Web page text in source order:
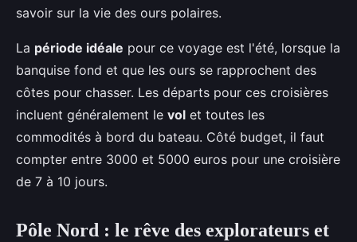
savoir sur la vie des ours polaires.
La période idéale pour ce voyage est l'été, lorsque la
banquise fond et que les ours se rapprochent des
côtes pour chasser. Les départs pour ces croisières
incluent généralement le vol et toutes les
commodités à bord du bateau. Côté budget, il faut
compter entre 3000 et 5000 euros pour une croisière
de 7 à 10 jours.
Pôle Nord : le rêve des explorateurs et